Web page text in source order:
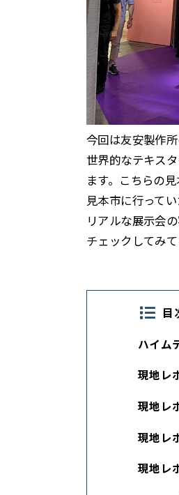
今回は友安製作
世界的なテキス
ます。こちらの見
見本市に行って
リアルな展示会
チェックしてみ
目
ハイム
現地レ
現地レ
現地レ
現地レ